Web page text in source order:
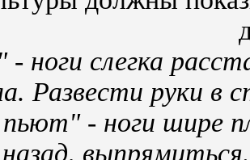
ноги слегка
Развести руки
- ноги шире
выпрямиться.